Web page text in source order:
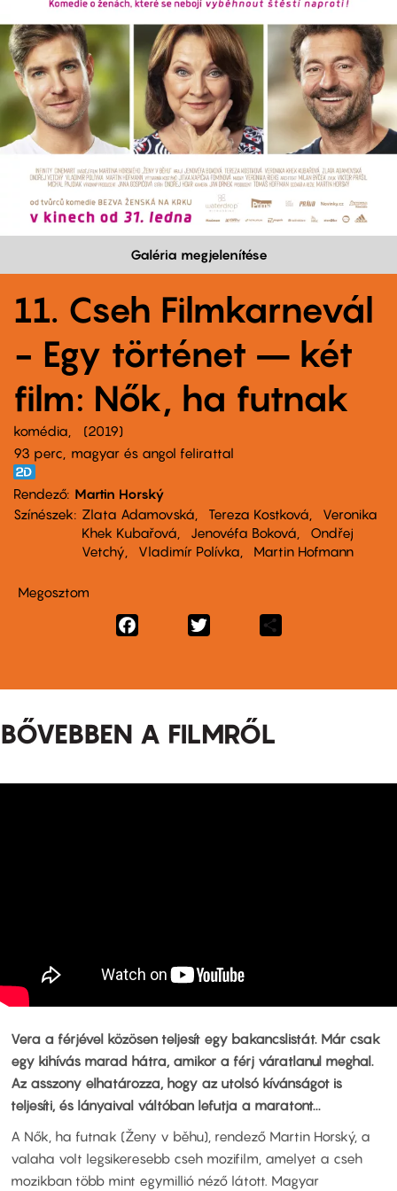
Galéria megjelenítése
11. Cseh Filmkarnevál
- Egy történet – két
film: Nők, ha futnak
komédia
2019
93 perc,
magyar és angol felirattal
Rendező Martin Horský
Színészek
Zlata Adamovská Tereza Kostková
Veronika
Khek Kubařová
Jenovéfa Boková
Ondřej
Vetchý
Vladimír Polívka Martin Hofmann
Megosztom
Facebook
BŐVEBBEN A FILMRŐL
Vera a férjével közösen teljesít egy bakancslistát. Már csak
egy kihívás marad hátra, amikor a férj váratlanul meghal.
Az asszony elhatározza, hogy az utolsó kívánságot is
teljesíti, és lányaival váltóban lefutja a maratont...
A Nők, ha futnak (Ženy v běhu), rendező Martin Horský, a
valaha volt legsikeresebb cseh mozifilm, amelyet a cseh
mozikban több mint egymillió néző látott. Magyar